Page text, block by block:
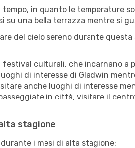
tempo, in quanto le temperature
su una bella terrazza mentre si
del cielo sereno durante
culturali, che incarnano a
di interesse di Gladwin
anche luoghi di interesse
in città, visitare il
stagione
i mesi di alta stagione: